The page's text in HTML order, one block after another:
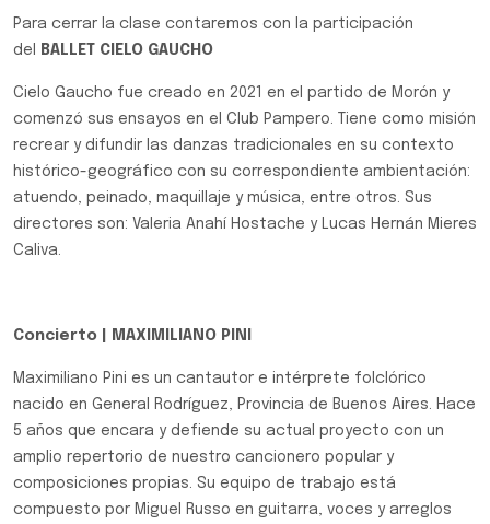
Para cerrar la clase contaremos con la participación
del
BALLET CIELO GAUCHO
Cielo Gaucho fue creado en 2021 en el partido de Morón y
comenzó sus ensayos en el Club Pampero. Tiene como misión
recrear y difundir las danzas tradicionales en su contexto
histórico-geográfico con su correspondiente ambientación:
atuendo, peinado, maquillaje y música, entre otros. Sus
directores son: Valeria Anahí Hostache y Lucas Hernán Mieres
Caliva.
Concierto | MAXIMILIANO PINI
Maximiliano Pini es un cantautor e intérprete folclórico
nacido en General Rodríguez, Provincia de Buenos Aires. Hace
5 años que encara y defiende su actual proyecto con un
amplio repertorio de nuestro cancionero popular y
composiciones propias. Su equipo de trabajo está
compuesto por Miguel Russo en guitarra, voces y arreglos